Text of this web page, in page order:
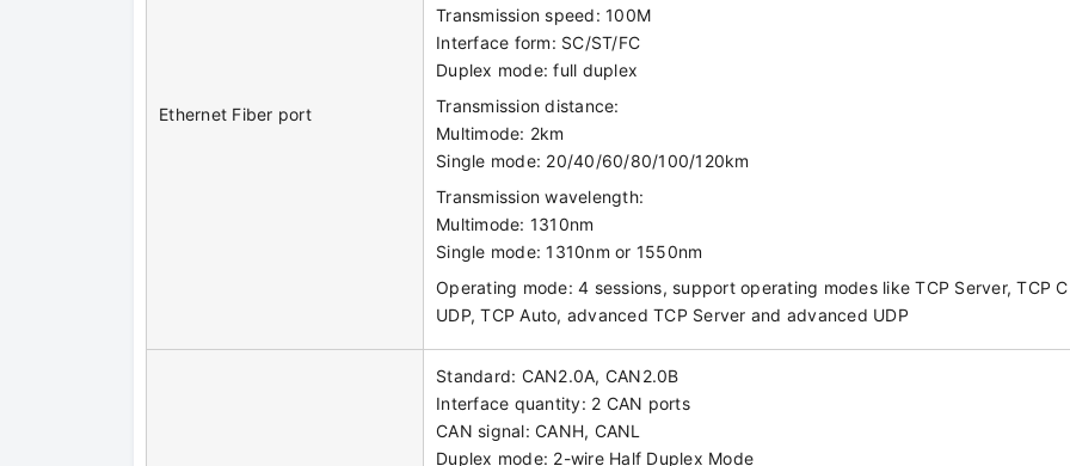
Ethernet Fiber port
Transmission speed: 100M
Interface form: SC/ST/FC
Duplex mode: full duplex
Transmission distance:
Multimode: 2km
Single mode: 20/40/60/80/100/120km
Transmission wavelength:
Multimode: 1310nm
Single mode: 1310nm or 1550nm
Operating mode: 4 sessions, support operating modes like TCP Server, TCP
UDP, TCP Auto, advanced TCP Server and advanced UDP
Standard: CAN2.0A, CAN2.0B
Interface quantity: 2 CAN ports
CAN signal: CANH, CANL
Duplex mode: 2-wire Half Duplex Mode